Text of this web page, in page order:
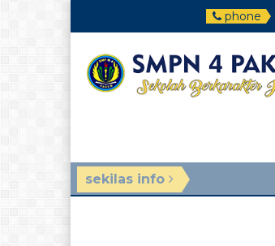
phone
sekilas info